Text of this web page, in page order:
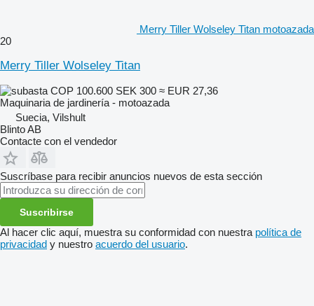
Merry Tiller Wolseley Titan motoazada
20
Merry Tiller Wolseley Titan
COP 100.600 SEK 300 ≈ EUR 27,36
Maquinaria de jardinería - motoazada
Suecia, Vilshult
Blinto AB
Contacte con el vendedor
Suscríbase para recibir anuncios nuevos de esta sección
Suscribirse
Al hacer clic aquí, muestra su conformidad con nuestra política de
privacidad y nuestro acuerdo del usuario.